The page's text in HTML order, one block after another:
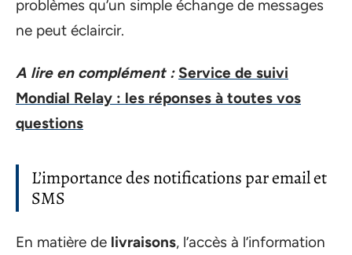
problèmes qu’un simple échange de messages
ne peut éclaircir.
A lire en complément : Service de suivi
Mondial Relay : les réponses à toutes vos
questions
L’importance des notifications par email et
SMS
En matière de livraisons, l’accès à l’information